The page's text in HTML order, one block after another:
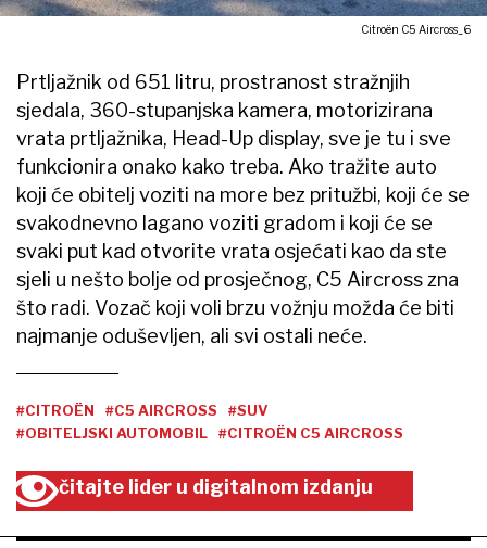
Citroën C5 Aircross_6
Prtljažnik od 651 litru, prostranost stražnjih
sjedala, 360-stupanjska kamera, motorizirana
vrata prtljažnika, Head-Up display, sve je tu i sve
funkcionira onako kako treba. Ako tražite auto
koji će obitelj voziti na more bez pritužbi, koji će se
svakodnevno lagano voziti gradom i koji će se
svaki put kad otvorite vrata osjećati kao da ste
sjeli u nešto bolje od prosječnog, C5 Aircross zna
što radi. Vozač koji voli brzu vožnju možda će biti
najmanje oduševljen, ali svi ostali neće.
#CITROËN #C5 AIRCROSS
#SUV
#OBITELJSKI AUTOMOBIL
#CITROËN C5 AIRCROSS
čitajte lider u digitalnom izdanju